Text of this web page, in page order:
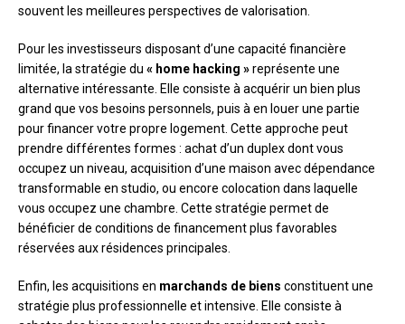
souvent les meilleures perspectives de valorisation.
Pour les investisseurs disposant d’une capacité financière
limitée, la stratégie du « home hacking »représente une
alternative intéressante. Elle consiste à acquérir un bien plus
grand que vos besoins personnels, puis à en louer une partie
pour financer votre propre logement. Cette approche peut
prendre différentes formes : achat d’un duplex dont vous
occupez un niveau, acquisition d’une maison avec dépendance
transformable en studio, ou encore colocation dans laquelle
vous occupez une chambre. Cette stratégie permet de
bénéficier de conditions de financement plus favorables
réservées aux résidences principales.
Enfin, les acquisitions en marchands de biens constituent une
stratégie plus professionnelle et intensive. Elle consiste à